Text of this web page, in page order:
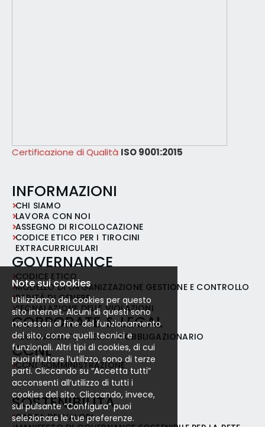
Certificazione di Qualità ISO 9001:2015
INFORMAZIONI
CHI SIAMO
LAVORA CON NOI
ASSEGNO DI RICOLLOCAZIONE
CODICE ETICO PER I TIROCINI
EXTRACURRICULARI
GOVERNANCE
CODICE ETICO
MODELLO DI ORGANIZZAZIONE GESTIONE E CONTROLLO
PARITÀ DI GENERE
SEGNALAZIONE DELLE VIOLAZIONI
CORPORATE & LEGAL
REGOLAMENTO PRESTITO OBBLIGAZIONARIO
CCNL
CCNL SOMMINISTRAZIONE
SOSTENIBILITÀ
CARTA DEI VALORI
Note sui cookies
Utilizziamo dei cookies per questo
sito internet. Alcuni di questi sono
necessari al fine del funzionamento
del sito, come quelli tecnici e
funzionali. Altri tipi di cookies, di cui
puoi rifiutare l’utilizzo, sono di terze
parti. Cliccando su “Accetta tutti”
acconsenti all’utilizzo di tutti i
cookies del sito. Cliccando, invece,
sul pulsante “Configura” puoi
selezionare le tue preferenze.